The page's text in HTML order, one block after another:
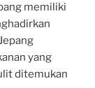
memiliki
yang
ditemukan